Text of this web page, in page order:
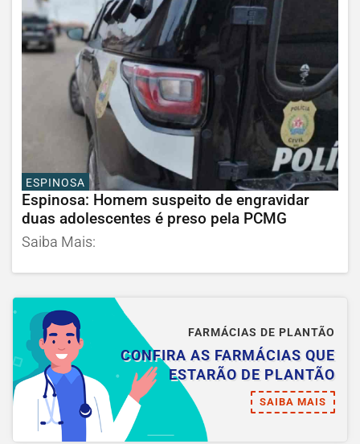
ESPINOSA
Espinosa: Homem suspeito de engravidar
duas adolescentes é preso pela PCMG
Saiba Mais:
FARMÁCIAS DE PLANTÃO
CONFIRA AS FARMÁCIAS QUE
ESTARÃO DE PLANTÃO
SAIBA MAIS